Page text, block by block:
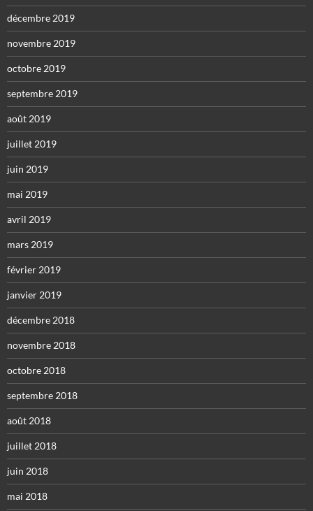
décembre 2019
novembre 2019
octobre 2019
septembre 2019
août 2019
juillet 2019
juin 2019
mai 2019
avril 2019
mars 2019
février 2019
janvier 2019
décembre 2018
novembre 2018
octobre 2018
septembre 2018
août 2018
juillet 2018
juin 2018
mai 2018